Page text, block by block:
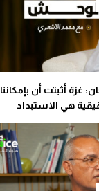
غزة أثبتت أن بإمكاننا
هي الاستبداد